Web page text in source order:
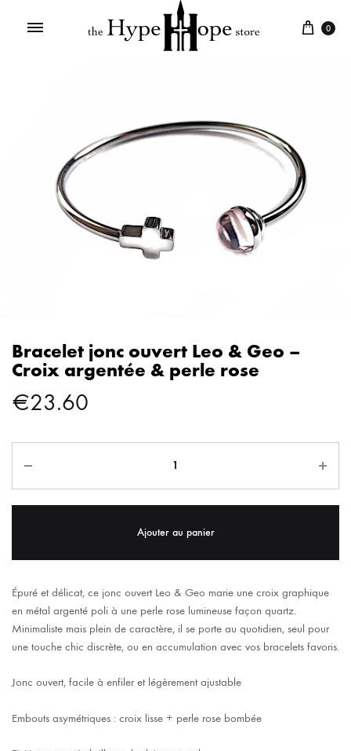
0
Bracelet jonc ouvert Leo & Geo –
Croix argentée & perle rose
€23.60
Ajouter au panier
Épuré et délicat, ce jonc ouvert Leo & Geo marie une croix graphique
en métal argenté poli à une perle rose lumineuse façon quartz.
Minimaliste mais plein de caractère, il se porte au quotidien, seul pour
une touche chic discrète, ou en accumulation avec vos bracelets favoris.
Jonc ouvert, facile à enfiler et légèrement ajustable
Embouts asymétriques : croix lisse + perle rose bombée